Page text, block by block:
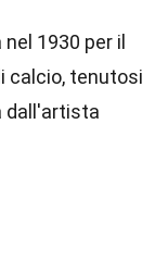
1930 per il
calcio, tenutosi
dall'artista